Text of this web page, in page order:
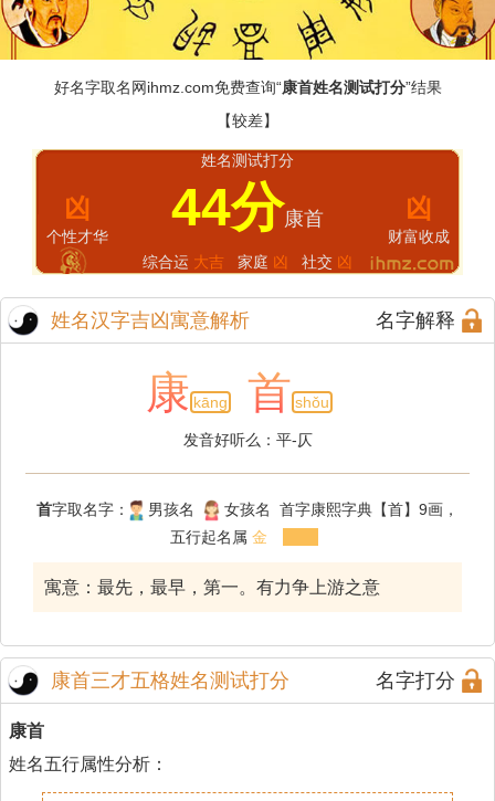
好名字取名网ihmz.com免费查询“康首姓名测试打分”结果
【较差】
凶
个性才华
姓名测试打分
44分康首
综合运 大吉 家庭 凶 社交 凶
凶
财富收成
姓名汉字吉凶寓意解析 名字解释
康 kāng 首 shǒu
发音好听么：平-仄
首字取名字： 男孩名
女孩名 首字康熙字典【首】9画，
五行起名属 金
寓意：最先，最早，第一。有力争上游之意
康首三才五格姓名测试打分 名字打分
康首
姓名五行属性分析：